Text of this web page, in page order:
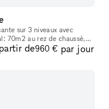
60m2 au 1er sous sol et 100m2 au second sous sol. WC et k
de960 € par jour